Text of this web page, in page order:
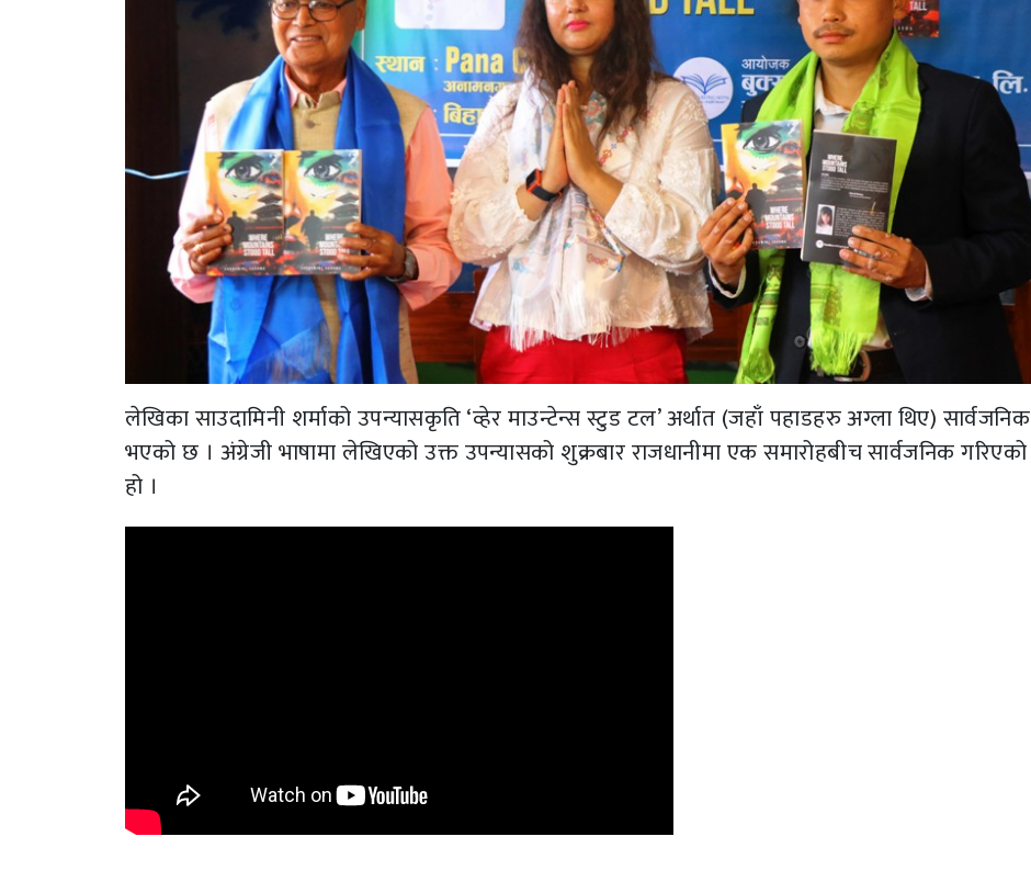
लेखिका साउदामिनी शर्माको उपन्यासकृति ‘व्हेर माउन्टेन्स स्टुड टल’ अर्थात (जहाँ पहाडहरु अग्ला थिए) सार्वजनिक
भएको छ । अंग्रेजी भाषामा लेखिएको उक्त उपन्यासको शुक्रबार राजधानीमा एक समारोहबीच सार्वजनिक गरिएको
हो ।